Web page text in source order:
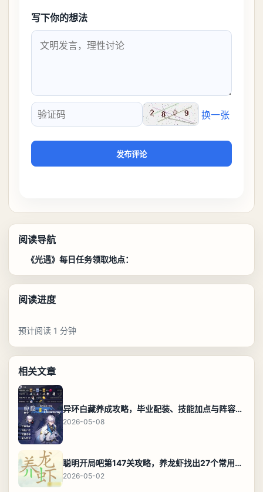
写下你的想法
验证码
换一张
发布评论
阅读导航
《光遇》每日任务领取地点：
阅读进度
预计阅读 1 分钟
相关文章
异环白藏养成攻略，毕业配装、技能加点与阵容搭配保姆级解析
2026-05-08
聪明开局吧第147关攻略，养龙虾找出27个常用字通关答案
2026-05-02